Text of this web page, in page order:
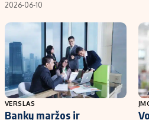
2026-06-10
VERSLAS
Bankų maržos ir